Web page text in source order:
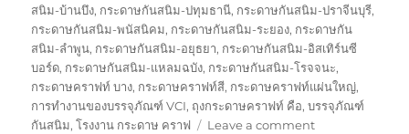
สนิม-บ้านบึง, กระดาษกันสนิม-ปทุมธานี, กระดาษกันสนิม-ปราจีนบุรี,
กระดาษกันสนิม-พนัสนิคม, กระดาษกันสนิม-ระยอง, กระดาษกัน
สนิม-ลำพูน, กระดาษกันสนิม-อยุธยา, กระดาษกันสนิม-อิสเทิร์นซี
บอร์ด, กระดาษกันสนิม-แหลมฉบัง, กระดาษกันสนิม-โรจจนะ,
กระดาษคราฟท์ บาง, กระดาษคราฟท์สี, กระดาษคราฟท์แผ่นใหญ่,
การทำงานของบรรจุภัณฑ์ VCI, ถุงกระดาษคราฟท์ คือ,บรรจุภัณฑ์
กันสนิม,โรงงาน กระดาษ คราฟ Leave a commenton